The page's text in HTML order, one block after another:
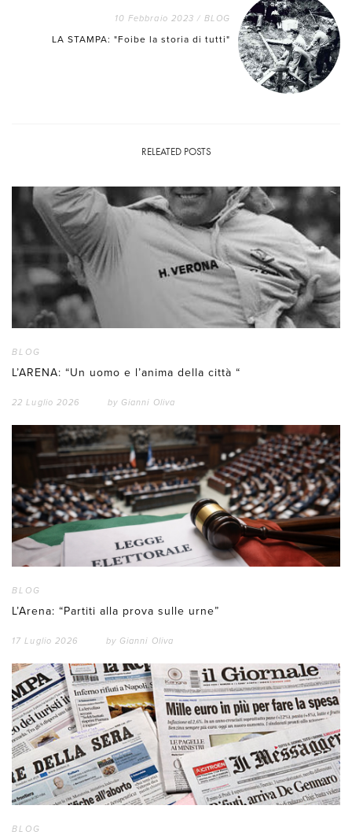
10 Febbraio 2023 / BLOG
LA STAMPA: "Foibe la storia di tutti"
RELEATED POSTS
BLOG
L’ARENA: “Un uomo e l’anima della città “
22 Luglio 2026 by Gianni Oliva
BLOG
L’Arena: “Partiti alla prova sulle urne”
17 Luglio 2026 by Gianni Oliva
BLOG